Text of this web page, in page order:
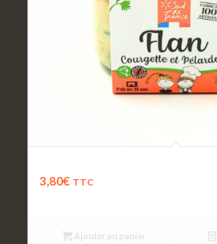
3,80€ TTC
Ajouter au panier